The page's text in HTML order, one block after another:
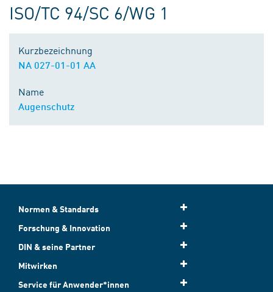
ISO/TC 94/SC 6/WG 1
Kurzbezeichnung
NA 027-01-01 AA
Name
Augenschutz
Normen & Standards
Forschung & Innovation
DIN & seine Partner
Mitwirken
Service für Anwender*innen